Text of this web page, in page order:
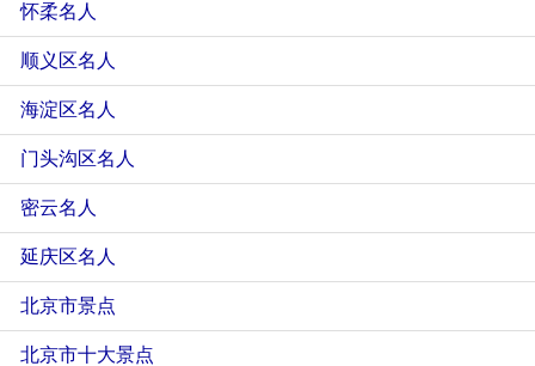
怀柔名人
顺义区名人
海淀区名人
门头沟区名人
密云名人
延庆区名人
北京市景点
北京市十大景点